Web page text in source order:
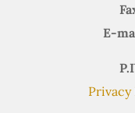
E-
Privacy